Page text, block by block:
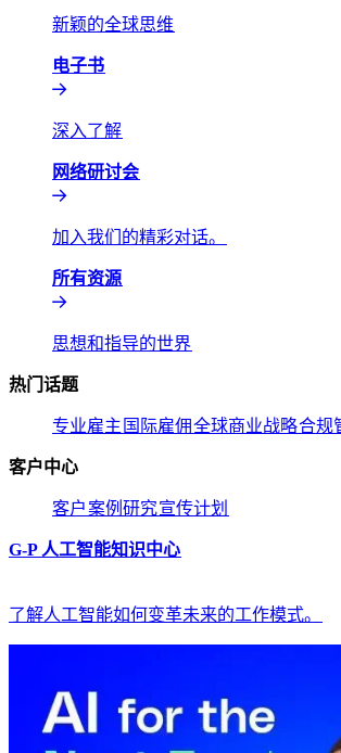
新颖的全球思维​​
电子书​​
深入了解​​
网络研讨会​​
加入我们的精彩对话。​​
所有资源​​
思想和指导的世界​​
热门话题​​
专业雇主​​ 国际雇佣​​全球商业战略​​合规
客户中心​​
客户​​案例研究​​宣传计划​​
G-P 人工智能知识中心​​
了解人工智能如何变革未来的工作模式。​​